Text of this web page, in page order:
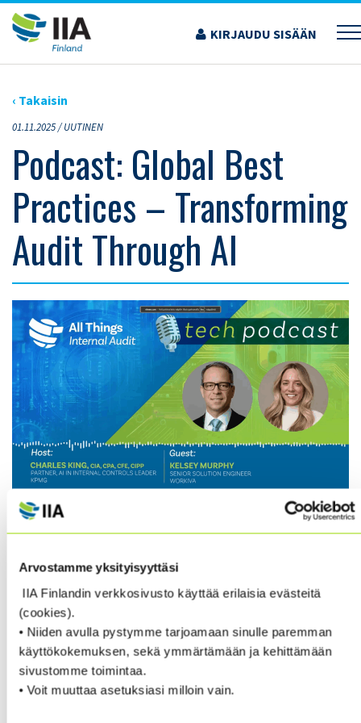
Arvostamme yksityisyyttäsi
IIA Finlandin verkkosivusto käyttää erilaisia evästeitä
(cookies).
• Niiden avulla pystymme tarjoamaan sinulle paremman
käyttökokemuksen, sekä ymmärtämään ja kehittämään
sivustomme toimintaa.
• Voit muuttaa asetuksiasi milloin vain.
Siirry
sisältöön
KIRJAUDU SISÄÄN
›ARTIKKELIT›PODCAST: GLOBAL BEST PRACTICES – TRANSFORMING AUDIT
THROUGH AI
‹ Takaisin
01.11.2025 /UUTINEN
Podcast: Global Best
Practices – Transforming
Audit Through AI
Tekoäly on nopeasti muuttamassa sisäisen
tarkastuksen toimintatapoja. UusimmassaGlobal
Through AItarkastellaan, miten sisäiset tarkastukset
voivat hyödyntää tekoälyä tehokkaasti – lisäten
tuottavuutta, vapauttaen aikaa analyysille ja tuoden
enemmän arvoa organisaatiolle.
Julkaisussa ja siihen liittyvässä podcast-jaksossa
käsitellään konkreettisia käyttökohteita, kuten